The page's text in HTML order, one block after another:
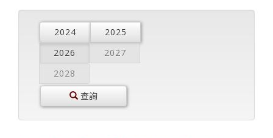
2024
2025
2026
2027
2028
查詢